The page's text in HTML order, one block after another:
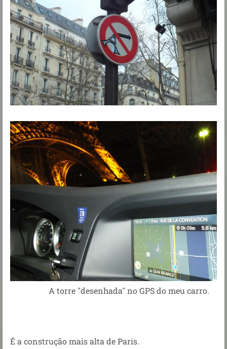
A torre "desenhada" no GPS do meu carro.
É a construção mais alta de Paris.